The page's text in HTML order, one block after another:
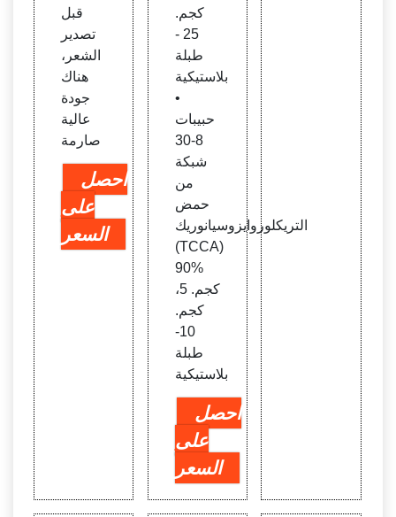
قبل
تصدير
الشعر،
هناك
جودة
عالية
صارمة
احصل
على
السعر
كجم.
25 -
طبلة
بلاستيكية
•
حبيبات
8-30
شبكة
من
حمض
التريكلوروايزوسيانوريك
(TCCA)
90%
كجم. 5،
كجم.
10-
طبلة
بلاستيكية
احصل
على
السعر